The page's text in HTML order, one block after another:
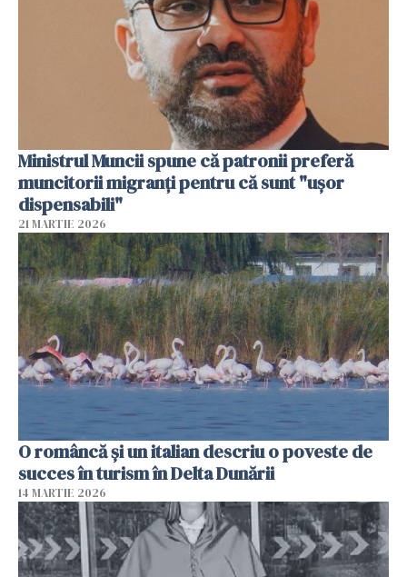
Ministrul Muncii spune că patronii preferă
muncitorii migranți pentru că sunt "uşor
dispensabili"
21 MARTIE 2026
O româncă și un italian descriu o poveste de
succes în turism în Delta Dunării
14 MARTIE 2026